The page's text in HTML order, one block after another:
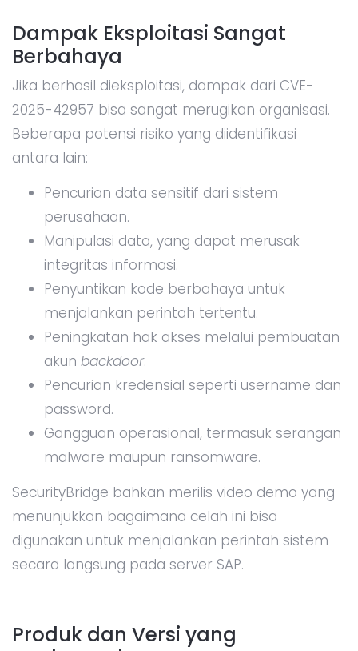
Dampak Eksploitasi Sangat
Berbahaya
Jika berhasil dieksploitasi, dampak dari CVE-
2025-42957 bisa sangat merugikan organisasi.
Beberapa potensi risiko yang diidentifikasi
antara lain:
Pencurian data sensitif dari sistem
perusahaan.
Manipulasi data, yang dapat merusak
integritas informasi.
Penyuntikan kode berbahaya untuk
menjalankan perintah tertentu.
Peningkatan hak akses melalui pembuatan
akun backdoor.
Pencurian kredensial seperti username dan
password.
Gangguan operasional, termasuk serangan
malware maupun ransomware.
SecurityBridge bahkan merilis video demo yang
menunjukkan bagaimana celah ini bisa
digunakan untuk menjalankan perintah sistem
secara langsung pada server SAP.
Produk dan Versi yang